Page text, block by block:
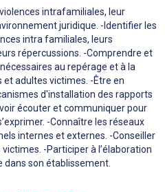
intrafamiliales, leur
juridique. -Identifier les
intra familiales, leurs
répercussions. -Comprendre et
au repérage et à la
adultes victimes. -Être en
d'installation des rapports
écouter et communiquer pour
-Connaître les réseaux
internes et externes. -Conseiller
-Participer à l’élaboration
dans son établissement.